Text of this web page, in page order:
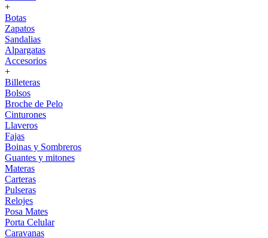
+
Botas
Zapatos
Sandalias
Alpargatas
Accesorios
+
Billeteras
Bolsos
Broche de Pelo
Cinturones
Llaveros
Fajas
Boinas y Sombreros
Guantes y mitones
Materas
Carteras
Pulseras
Relojes
Posa Mates
Porta Celular
Caravanas